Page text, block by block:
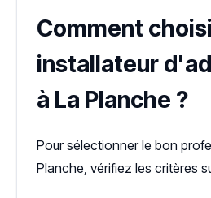
Comment
installateur
à La Planche ?
Pour sélectionner le bon
Planche, vérifiez les critères